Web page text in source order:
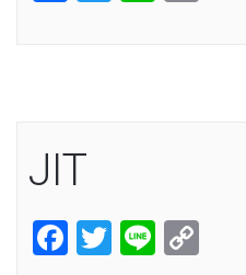
JIT
Facebook
Twitter
Line